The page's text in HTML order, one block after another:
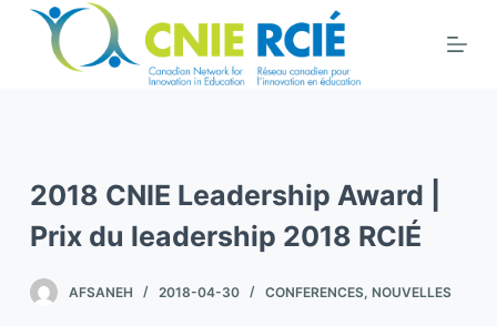
c
o
2018 CNIE Leadership Award |
Prix du leadership 2018 RCIÉ
AFSANEH 2018-04-30 CONFERENCES, NOUVELLES